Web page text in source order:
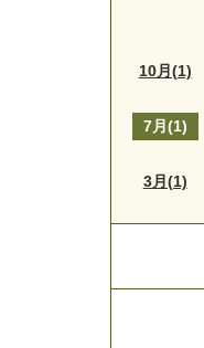
10月(1)
7月(1)
3月(1)